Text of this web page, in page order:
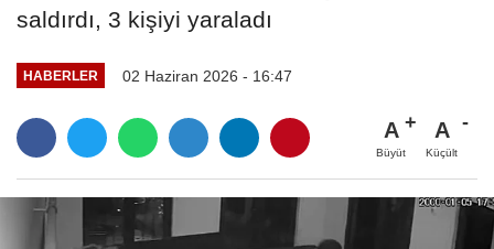
saldırdı, 3 kişiyi yaraladı
HABERLER 02 Haziran 2026 - 16:47
A
Büyüt
A
Küçült